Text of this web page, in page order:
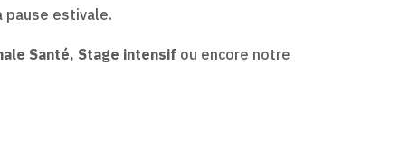
pause estivale.
Santé, Stage intensif ou encore notre